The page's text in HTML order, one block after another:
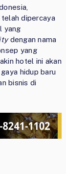
telah dipercaya
yang
dengan nama
yang
hotel ini akan
hidup baru
bisnis di